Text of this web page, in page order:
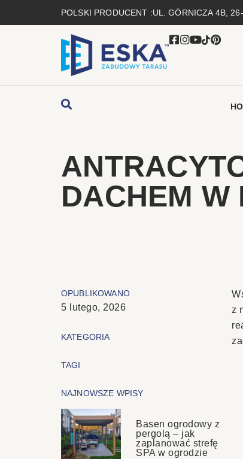
POLSKI PRODUCENT :UL. GÓRNICZA 4B,
DACHEM W
OPUBLIKOWANO
5 lutego, 2026
KATEGORIA
TAGI
NAJNOWSZE WPISY
Basen ogrodowy z
pergolą – jak
zaplanować strefę
SPA w ogrodzie
z